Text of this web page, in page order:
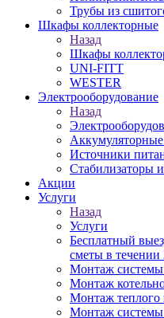
Трубы из
Шкафы коллекторные
Назад
Шкафы
UNI-FITT
WESTER
Электрооборудование
Назад
Аккумуляторные
Источники
Стабилизаторы
Акции
Услуги
Назад
Услуги
Бесплатный
сметы в течении
Монтаж
Монтаж
Монтаж теплого
Монтаж